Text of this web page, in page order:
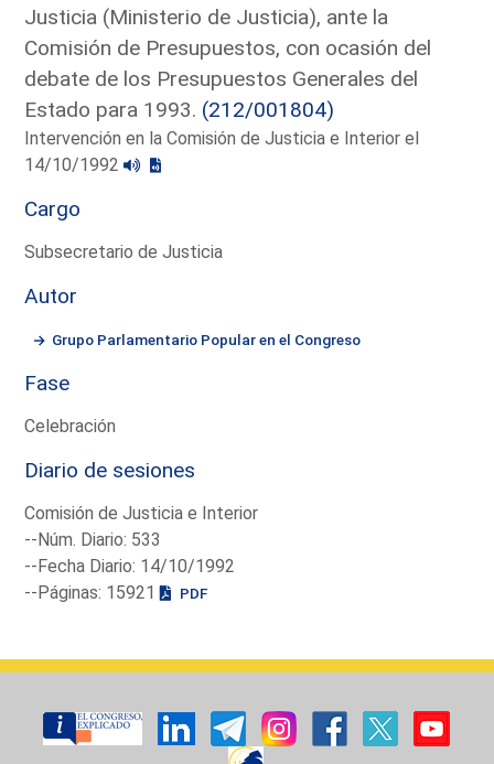
Justicia (Ministerio de Justicia), ante la
Comisión de Presupuestos, con ocasión del
debate de los Presupuestos Generales del
Estado para 1993. (212/001804)
Intervención en la Comisión de Justicia e Interior el
14/10/1992
Cargo
Subsecretario de Justicia
Autor
Grupo Parlamentario Popular en el Congreso
Fase
Celebración
Diario de sesiones
Comisión de Justicia e Interior
--Núm. Diario: 533
--Fecha Diario: 14/10/1992
--Páginas: 15921
PDF